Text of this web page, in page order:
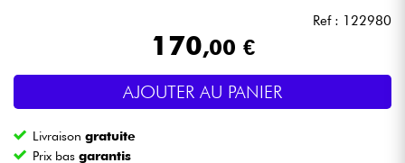
Eclairage
Ref : 122980
170,00 €
AJOUTER AU PANIER
Livraisongratuite
Prix basgarantis